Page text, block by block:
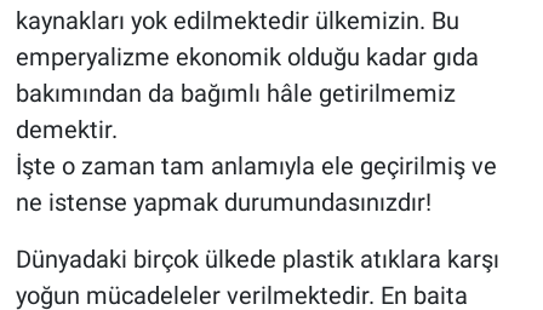
kaynakları yok edilmektedir ülkemizin. Bu
emperyalizme ekonomik olduğu kadar gıda
bakımından da bağımlı hâle getirilmemiz
demektir.
İşte o zaman tam anlamıyla ele geçirilmiş ve
ne istense yapmak durumundasınızdır!
Dünyadaki birçok ülkede plastik atıklara karşı
yoğun mücadeleler verilmektedir. En baita